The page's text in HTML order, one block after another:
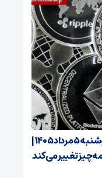
قیمت تتر، بیت‌کوین و اتریوم امروز دوشنبه ۵ مرداد ۱۴۰۵ |
تغییر می‌کند